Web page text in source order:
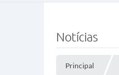
Notícias
Principal